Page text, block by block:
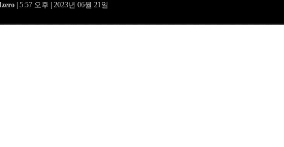
| 5:57 오후 | 2023년 06월 21일